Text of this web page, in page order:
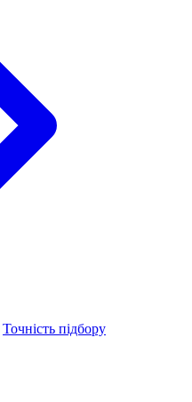
Точність підбору